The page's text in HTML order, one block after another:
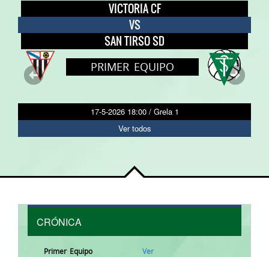
VICTORIA CF
VS
SAN TIRSO SD
PRIMER EQUIPO
17-5-2026 18:00 / Grela 1
Ver todos
CRÓNICA
Primer Equipo Ver